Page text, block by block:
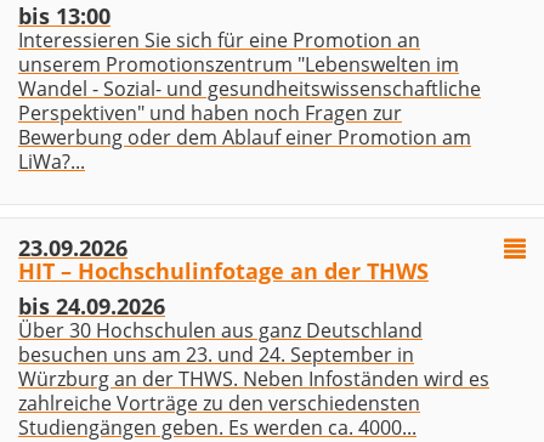
bis 13:00
Interessieren Sie sich für eine Promotion an
unserem Promotionszentrum "Lebenswelten im
Wandel - Sozial- und gesundheitswissenschaftliche
Perspektiven" und haben noch Fragen zur
Bewerbung oder dem Ablauf einer Promotion am
LiWa?...
23.09.2026
HIT – Hochschulinfotage an der THWS
bis 24.09.2026
Über 30 Hochschulen aus ganz Deutschland
besuchen uns am 23. und 24. September in
Würzburg an der THWS. Neben Infoständen wird es
zahlreiche Vorträge zu den verschiedensten
Studiengängen geben. Es werden ca. 4000...